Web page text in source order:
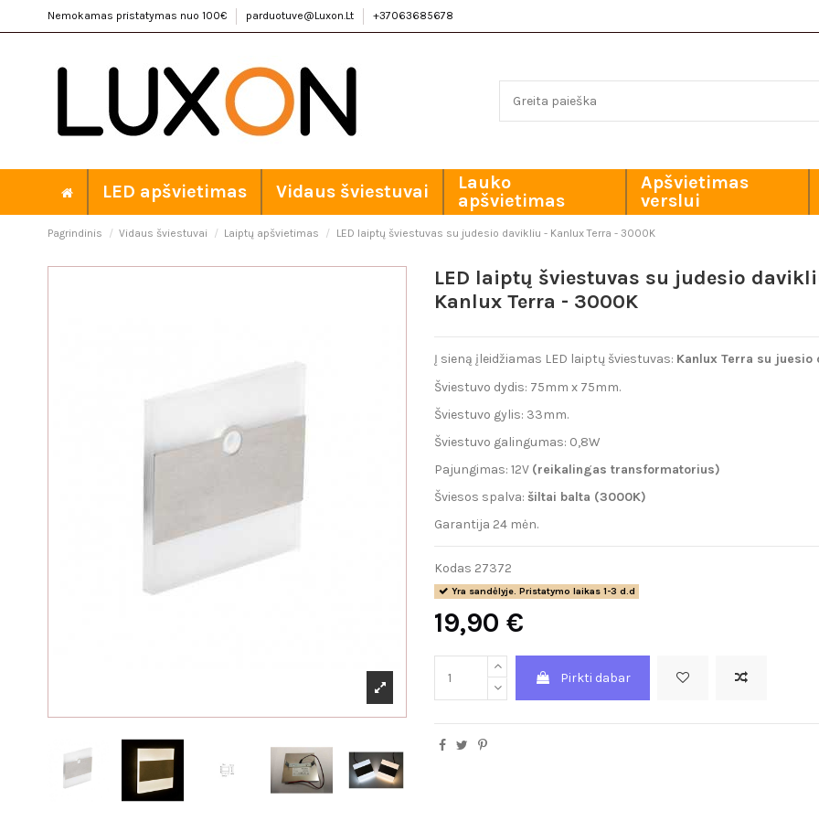
Nemokamas pristatymas nuo 100€ parduotuve@Luxon.Lt +37063685678
LED apšvietimas Vidaus šviestuvai
Lauko
apšvietimas
Apšvietimas
verslui
Pagrindinis Vidaus šviestuvai Laiptų apšvietimas LED laiptų šviestuvas su judesio davikliu - Kanlux Terra - 3000K
LED laiptų šviestuvas su judesio
Kanlux Terra - 3000K
Į sieną įleidžiamas LED laiptų šviestuvas: Kanlux Terra su juesio
Šviestuvo dydis: 75mm x 75mm.
Šviestuvo gylis: 33mm.
Šviestuvo galingumas: 0,8W
Pajungimas: 12V (reikalingas transformatorius)
Šviesos spalva:šiltai balta (3000K)
Garantija 24 mėn.
Kodas 27372
Yra sandėlyje. Pristatymo laikas 1-3 d.d
19,90 €
Pirkti dabar